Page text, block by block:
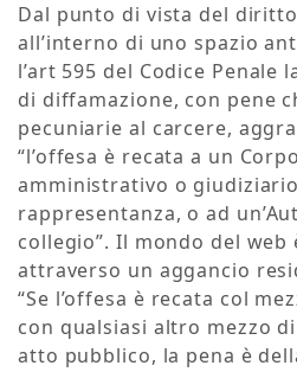
Dal punto di vista del
all’interno di uno spazio
l’art 595 del Codice
di diffamazione, con pene
pecuniarie al carcere,
“l’offesa è recata a un
amministrativo o
rappresentanza, o ad
collegio”. Il mondo del web
attraverso un aggancio
“Se l’offesa è recata col
con qualsiasi altro mezzo
atto pubblico, la pena è